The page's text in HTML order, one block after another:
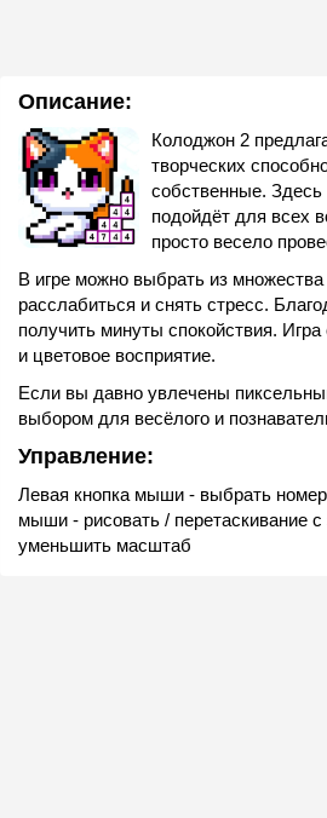
Описание:
Колоджон 2
творческих
собственные.
подойдёт для всех
просто весело
В игре можно выбрать из
расслабиться и снять стресс.
получить минуты спокойствия.
и цветовое восприятие.
Если вы давно увлечены
выбором для весёлого и
Управление:
Левая кнопка мыши - выбрать номер
мыши - рисовать / перетаскивание
уменьшить масштаб